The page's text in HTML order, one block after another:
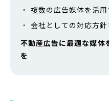
複数の広告媒体を活用
会社としての対応方
不動産広告に最適な媒体
を